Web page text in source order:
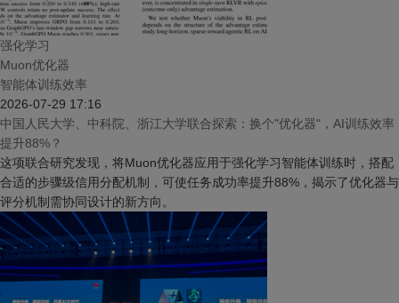
强化学习
Muon优化器
智能体训练效率
2026-07-29 17:16
中国人民大学、中科院、浙江大学联合探索：换个"优化器"，AI训练效率
提升88%？
这项联合研究发现，将Muon优化器应用于强化学习智能体训练时，搭配
合适的步骤级信用分配机制，可使任务成功率提升88%，揭示了优化器与
评分机制需协同设计的新方向。